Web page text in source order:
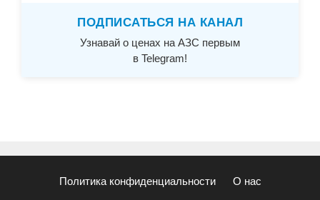
ПОДПИСАТЬСЯ НА КАНАЛ
Узнавай о ценах на АЗС первым
в Telegram!
Политика конфиденциальности О нас